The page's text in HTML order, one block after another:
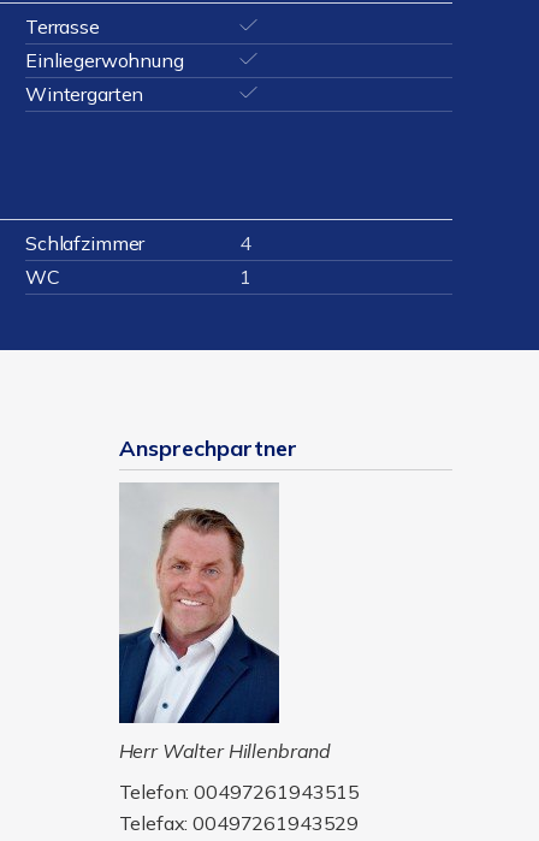
Terrasse
Einliegerwohnung
Wintergarten
Schlafzimmer
4
WC 1
Ansprechpartner
Herr Walter Hillenbrand
Telefon: 00497261943515
Telefax: 00497261943529